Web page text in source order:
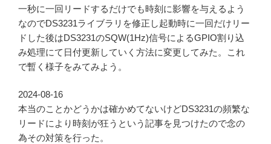
一秒に一回リードするだけでも時刻に影響を与えるよう
なのでDS3231ライブラリを修正し起動時に一回だけリー
ドした後はDS3231のSQW(1Hz)信号によるGPIO割り込
み処理にて日付更新していく方法に変更してみた。これ
で暫く様子をみてみよう。
2024-08-16
本当のことかどうかは確かめてないけどDS3231の頻繁な
リードにより時刻が狂うという記事を見つけたので念の
為その対策を行った。